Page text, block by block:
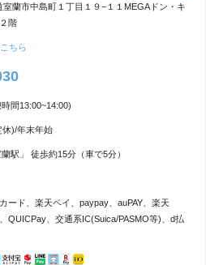
室蘭市中島町１丁目１９−１１MEGAドン・キ
階
ちら
間13:00~14:00)
休)/年末年始
駅」 徒歩約15分（車で5分）
ード、楽天ペイ、paypay、auPAY、楽天
QUICPay、交通系IC(Suica/PASMO等)、d払